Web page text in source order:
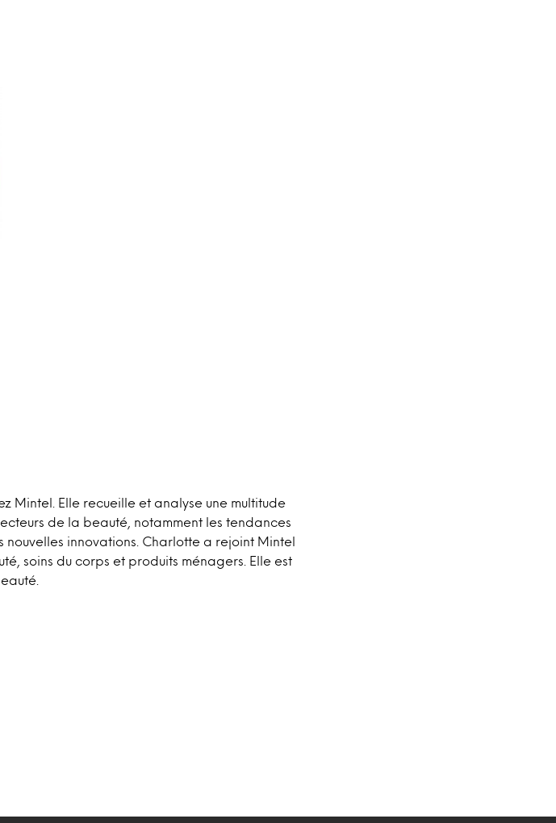
Mintel. Elle recueille et analyse une multitude
de la beauté, notamment les tendances
innovations. Charlotte a rejoint Mintel
soins du corps et produits ménagers. Elle est